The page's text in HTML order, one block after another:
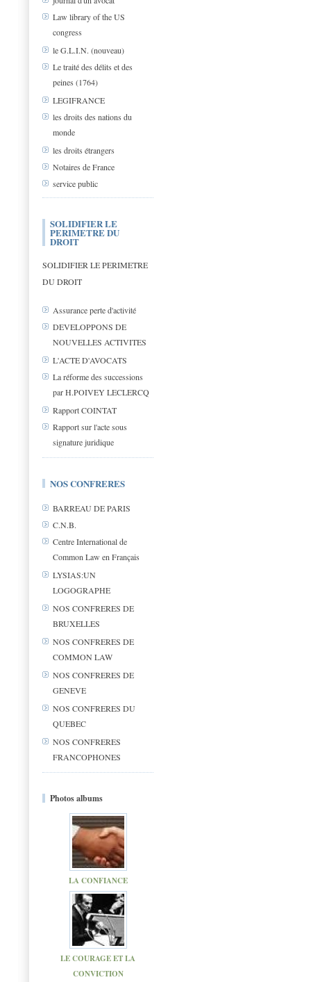
Law library of the US
congress
le G.L.I.N. (nouveau)
Le traité des délits et des
peines (1764)
LEGIFRANCE
les droits des nations du
monde
les droits étrangers
Notaires de France
service public
SOLIDIFIER LE
PERIMETRE DU
DROIT
SOLIDIFIER LE PERIMETRE
DU DROIT
Assurance perte d'activité
DEVELOPPONS DE
NOUVELLES ACTIVITES
L'ACTE D'AVOCATS
La réforme des successions
par H.POIVEY LECLERCQ
Rapport COINTAT
Rapport sur l'acte sous
signature juridique
NOS CONFRERES
BARREAU DE PARIS
C.N.B.
Centre International de
Common Law en Français
LYSIAS:UN
LOGOGRAPHE
NOS CONFRERES DE
BRUXELLES
NOS CONFRERES DE
COMMON LAW
NOS CONFRERES DE
GENEVE
NOS CONFRERES DU
QUEBEC
NOS CONFRERES
FRANCOPHONES
Photos albums
LA CONFIANCE
LE COURAGE ET LA
CONVICTION